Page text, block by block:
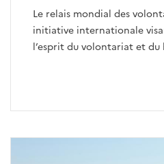
Le relais mondial des
initiative internationale
l’esprit du volontariat et